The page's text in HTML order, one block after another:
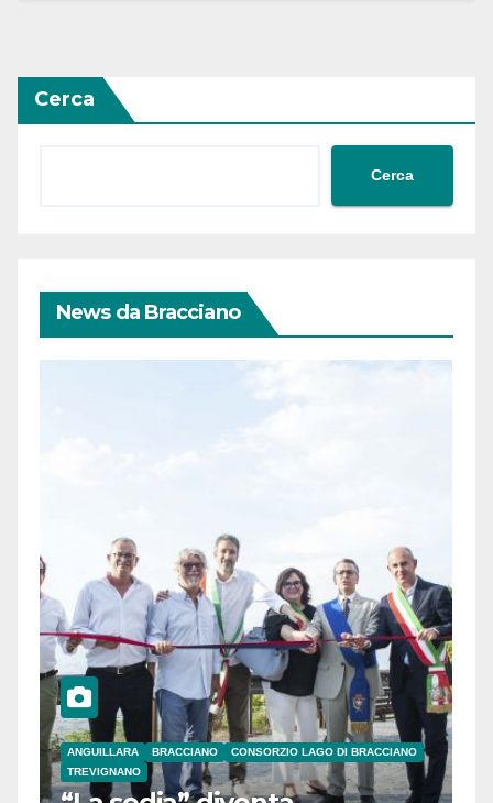
Cerca
Cerca
News da Bracciano
ANGUILLARA BRACCIANO
CONSORZIO LAGO DI BRACCIANO
TREVIGNANO